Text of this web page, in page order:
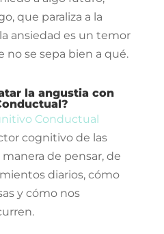
que paraliza a la
ansiedad es un temor
no se sepa bien a qué.
la angustia con
Conductual
cognitivo de las
manera de pensar, de
diarios, cómo
y cómo nos